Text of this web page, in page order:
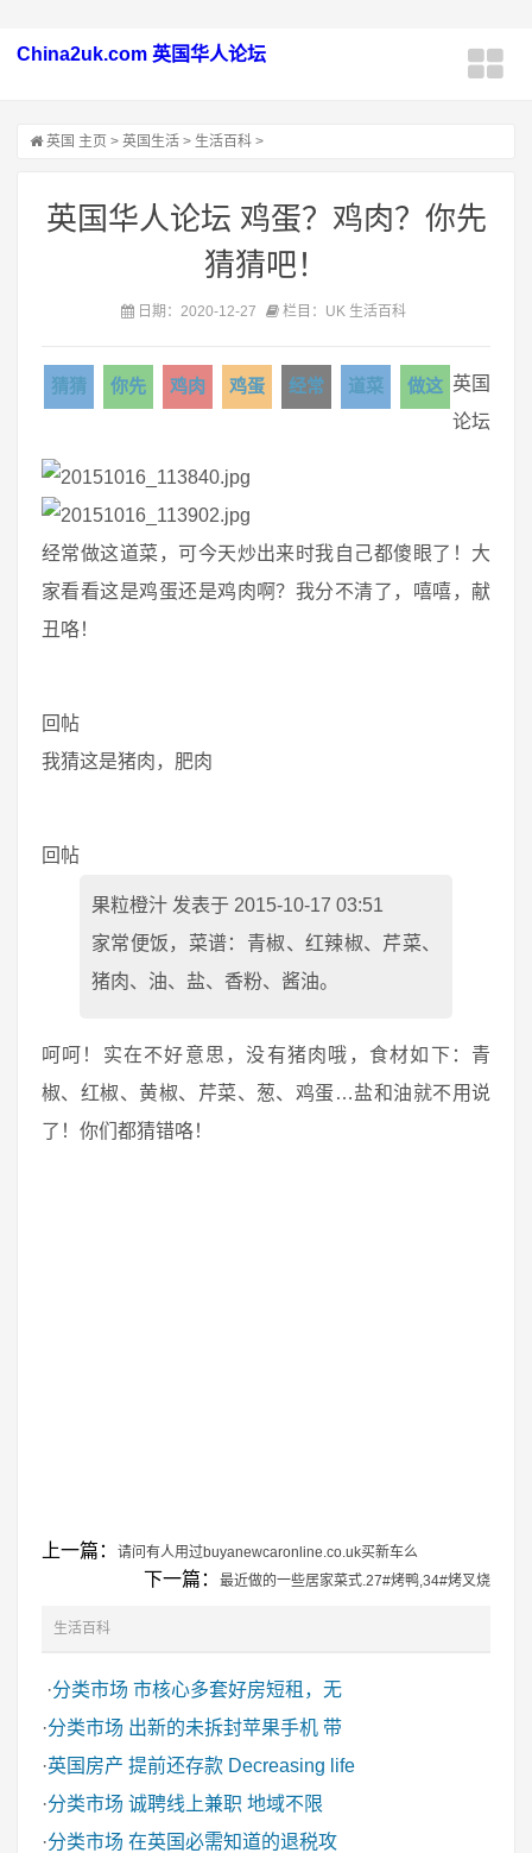
China2uk.com 英国华人论坛
英国 主页 > 英国生活 > 生活百科 >
英国华人论坛 鸡蛋？鸡肉？你先
猜猜吧！
日期：2020-12-27 栏目：UK 生活百科
猜猜 你先 鸡肉 鸡蛋 经常 道菜 做这 英国
论坛
经常做这道菜，可今天炒出来时我自己都傻眼了！大
家看看这是鸡蛋还是鸡肉啊？我分不清了，嘻嘻，献
丑咯！
回帖
我猜这是猪肉，肥肉
回帖
果粒橙汁 发表于 2015-10-17 03:51
家常便饭，菜谱：青椒、红辣椒、芹菜、
猪肉、油、盐、香粉、酱油。
呵呵！实在不好意思，没有猪肉哦，食材如下：青
椒、红椒、黄椒、芹菜、葱、鸡蛋…盐和油就不用说
了！你们都猜错咯！
上一篇： 请问有人用过buyanewcaronline.co.uk买新车么
下一篇： 最近做的一些居家菜式.27#烤鸭,34#烤叉烧
生活百科
·分类市场 市核心多套好房短租，无
·分类市场 出新的未拆封苹果手机 带
·英国房产 提前还存款 Decreasing life
·分类市场 诚聘线上兼职 地域不限
·分类市场 在英国必需知道的退税攻